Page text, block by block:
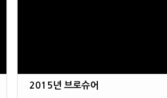
2015년 브로슈어